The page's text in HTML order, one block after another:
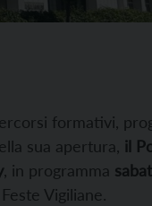
formativi,
sua apertura, il
, in programma
Vigiliane.